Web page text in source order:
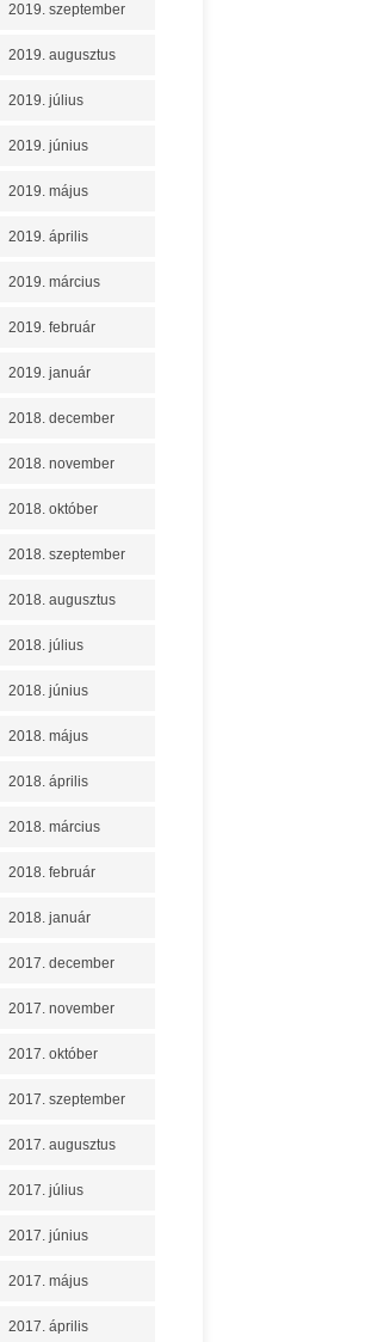
2019. szeptember
2019. augusztus
2019. július
2019. június
2019. május
2019. április
2019. március
2019. február
2019. január
2018. december
2018. november
2018. október
2018. szeptember
2018. augusztus
2018. július
2018. június
2018. május
2018. április
2018. március
2018. február
2018. január
2017. december
2017. november
2017. október
2017. szeptember
2017. augusztus
2017. július
2017. június
2017. május
2017. április